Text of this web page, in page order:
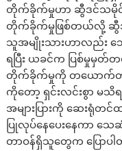
တိုက်ခိုက်မှုဟာ ဆွီဒင်သမိုင်
တိုက်ခိုက်မှုဖြစ်တယ်လို့ ဆွီဒင်
သူအမျိုးသားဟာလည်း
ရပြီး ယခင်က ပြစ်မှုမှတ်
တိုက်ခိုက်မှုကို တယောက်တ
ကိုတော့ ရှင်းလင်းစွာ မ
အများပြားကို ဆေးရုံတ
ပြုလုပ်နေပေးနေကာ
တာဝန်ရှိသူတွေက ပြောပါ